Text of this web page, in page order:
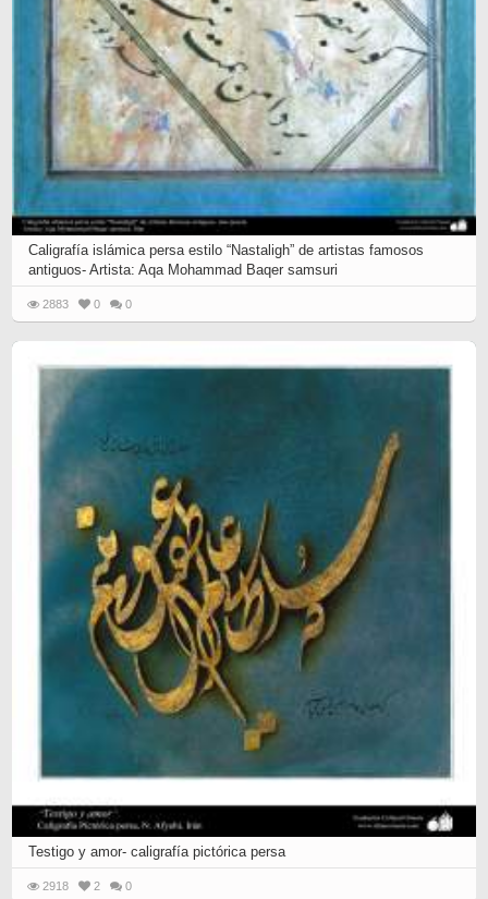
Caligrafía islámica persa estilo “Nastaligh” de artistas famosos
antiguos- Artista: Aqa Mohammad Baqer samsuri
2883 0 0
Testigo y amor- caligrafía pictórica persa
2918 2 0